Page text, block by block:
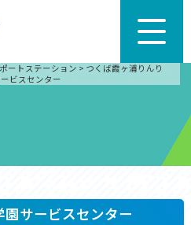
ートステーション > つくば霞ヶ浦りんり
ビスセンター
サービスセンター